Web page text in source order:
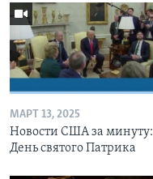
МАРТ 13, 2025
Новости США за минуту:
День святого Патрика